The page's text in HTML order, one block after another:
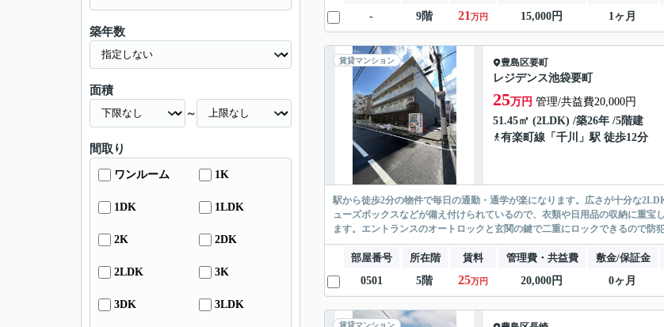
-
9階 21万円 15,000円 1ヶ月
賃貸マンション 豊島区要町
レジデンス池袋要町
25万円 管理/共益費20,000円
51.45㎡ (2LDK) /築26年 /5階建
有楽町線 「 千川
」駅 徒歩12分
駅から徒歩2分の物件で毎日の通勤・通学が楽になります。広さが十分な
ューズボックスなどが備え付けられているので、衣類や日用品の収納に重
ます。エントランスのオートロックと玄関の鍵で二重にロックできるので防
部屋番号 所在階 賃料 管理費・共益費 敷金/保証金
0501
5階 25万円 20,000円 0ヶ月
賃貸マンション
築年数
面積
～
間取り
ワンルーム 1K
1DK 1LDK
2K 2DK
2LDK 3K
3DK 3LDK